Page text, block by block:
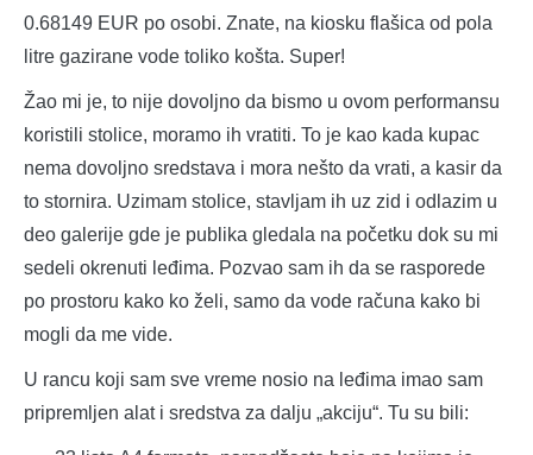
0.68149 EUR po osobi. Znate, na kiosku flašica od pola
litre gazirane vode toliko košta. Super!
Žao mi je, to nije dovoljno da bismo u ovom performansu
koristili stolice, moramo ih vratiti. To je kao kada kupac
nema dovoljno sredstava i mora nešto da vrati, a kasir da
to stornira. Uzimam stolice, stavljam ih uz zid i odlazim u
deo galerije gde je publika gledala na početku dok su mi
sedeli okrenuti leđima. Pozvao sam ih da se rasporede
po prostoru kako ko želi, samo da vode računa kako bi
mogli da me vide.
U rancu koji sam sve vreme nosio na leđima imao sam
pripremljen alat i sredstva za dalju „akciju“. Tu su bili: